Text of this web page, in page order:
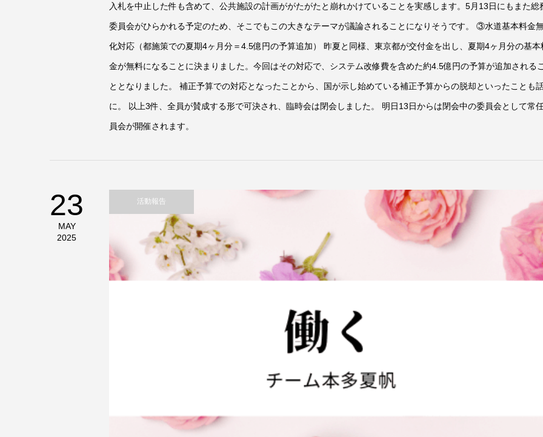
入札を中止した件も含めて、公共施設の計画ががたがたと崩れかけていることを実感します。5月13日にもまた総
委員会がひらかれる予定のため、そこでもこの大きなテーマが議論されることになりそうです。 ③水道基本料金
化対応（都施策での夏期4ヶ月分＝4.5億円の予算追加） 昨夏と同様、東京都が交付金を出し、夏期4ヶ月分の基本
金が無料になることに決まりました。今回はその対応で、システム改修費を含めた約4.5億円の予算が追加される
ととなりました。 補正予算での対応となったことから、国が示し始めている補正予算からの脱却といったことも
に。 以上3件、全員が賛成する形で可決され、臨時会は閉会しました。 明日13日からは閉会中の委員会として常
員会が開催されます。
23
MAY
2025
活動報告